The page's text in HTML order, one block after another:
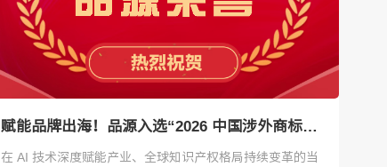
赋能品牌出海！品源入选“2026 中国涉外商标代理机构服务能力数据统计40”榜单
在 AI 技术深度赋能产业、全球知识产权格局持续变革的当